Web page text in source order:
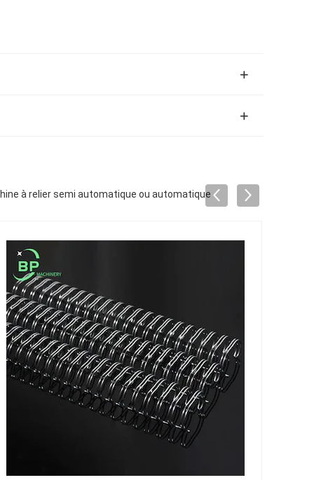
à relier semi automatique ou automatique